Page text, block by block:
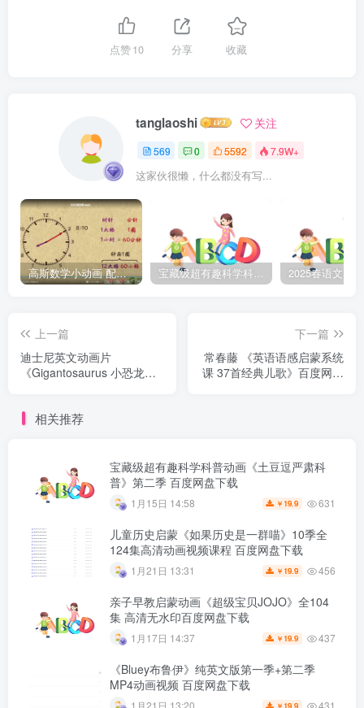
点赞10 分享 收藏
tanglaoshi 关注
569 0 5592 7.9W+
这家伙很懒，什么都没有写...
高斯数学小动画 配套小学1-6年级数学 课堂知识点动画教学视频MP4 百度网盘下载 宝藏级超有趣科学科普动画《土豆逗严肃科普》第二季 百度网盘下载
上一篇
迪士尼英文动画片
《Gigantosaurus 小恐龙大
下一篇
常春藤 《英语语感启蒙系统
课 37首经典儿歌》百度网盘
相关推荐
宝藏级超有趣科学科普动画《土豆逗严肃科
普》第二季 百度网盘下载
1月15日 14:58 ￥ 19.9 631
儿童历史启蒙《如果历史是一群喵》10季全
124集高清动画视频课程 百度网盘下载
1月21日 13:31 ￥ 19.9 456
亲子早教启蒙动画《超级宝贝JOJO》全104
集 高清无水印百度网盘下载
1月17日 14:37 ￥ 19.9 437
《Bluey布鲁伊》纯英文版第一季+第二季
MP4动画视频 百度网盘下载
1月21日 13:20 ￥ 19.9 431